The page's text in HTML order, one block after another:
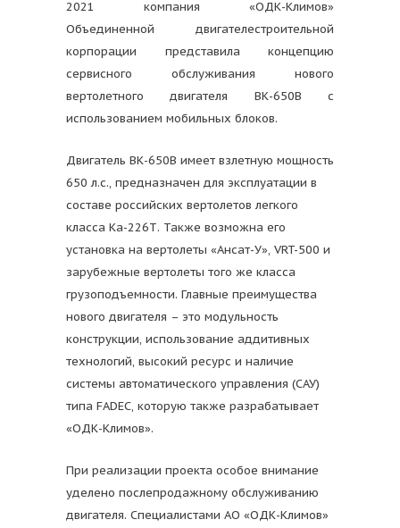
2021 компания «ОДК-Климов»
Объединенной двигателестроительной
корпорации представила концепцию
сервисного обслуживания нового
вертолетного двигателя ВК-650В с
использованием мобильных блоков.
Двигатель ВК-650В имеет взлетную мощность
650 л.с., предназначен для эксплуатации в
составе российских вертолетов легкого
класса Ка-226Т. Также возможна его
установка на вертолеты «Ансат-У», VRT-500 и
зарубежные вертолеты того же класса
грузоподъемности. Главные преимущества
нового двигателя – это модульность
конструкции, использование аддитивных
технологий, высокий ресурс и наличие
системы автоматического управления (САУ)
типа FADEC, которую также разрабатывает
«ОДК-Климов».
При реализации проекта особое внимание
уделено послепродажному обслуживанию
двигателя. Специалистами АО «ОДК-Климов»